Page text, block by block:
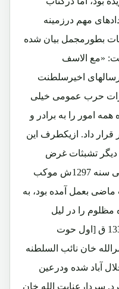
مهم درزمینه
بطورمجمل بیان شده
«مع الاسف
اخیرسلطنت
حرب عمومی خیلی
امور را به برادر و
قرار داد. ازیکطرف این
دیگر تشبثات غرض
جویانه احزاب خیانت درسفر شتائی سنه 1297ش موکب
بعمل آمده بود، به
را در لیل
پنجشنبه 18 جمادی الاولی سنه 1337 ق [اول حوت
خان نائب السلطنه
آباد شده ودرعین
سردارعنایت الله خان